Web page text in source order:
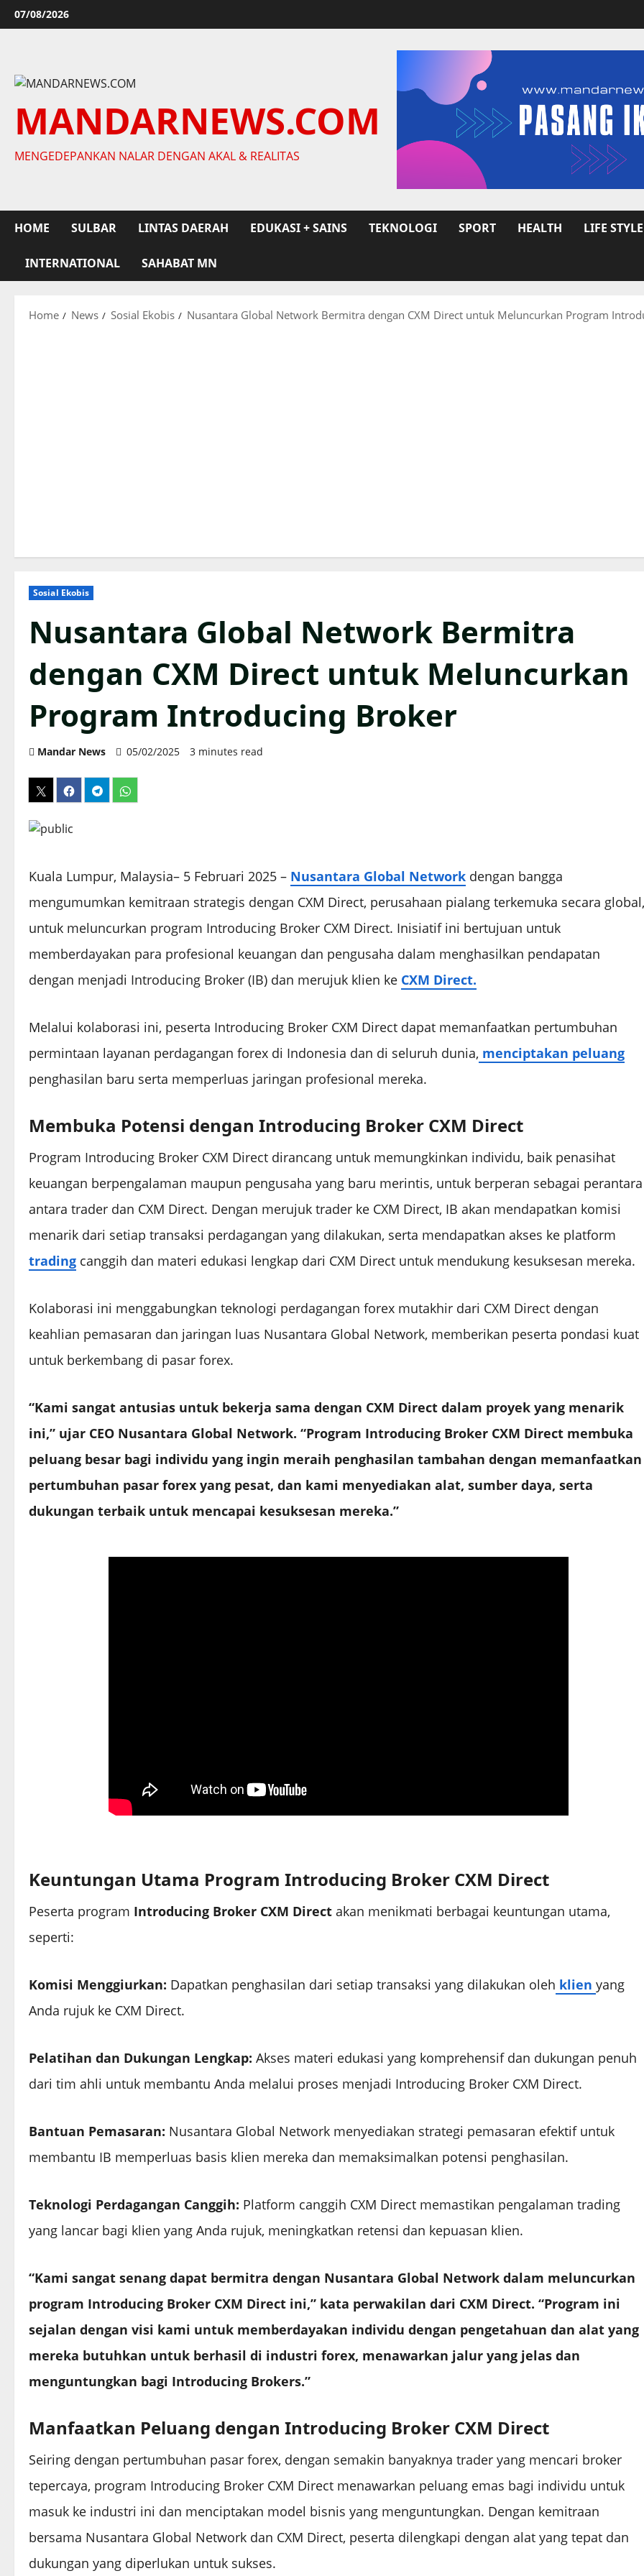
Skip
to
07/08/2026
MANDARNEWS.COM
MENGEDEPANKAN NALAR DENGAN AKAL & REALITAS
HOME SULBAR LINTAS DAERAH EDUKASI + SAINS TEKNOLOGI SPORT HEALTH LIFE STYLE
INTERNATIONAL SAHABAT MN
Home News Sosial Ekobis Nusantara Global Network Bermitra dengan CXM Direct untuk Meluncurkan Program
Sosial Ekobis
Nusantara Global Network Bermitra
dengan CXM Direct untuk Meluncurkan
Program Introducing Broker
Mandar News 05/02/2025 3 minutes read
Kuala Lumpur, Malaysia– 5 Februari 2025 – Nusantara Global Network dengan bangga
mengumumkan kemitraan strategis dengan CXM Direct, perusahaan pialang terkemuka secara global,
untuk meluncurkan program Introducing Broker CXM Direct. Inisiatif ini bertujuan untuk
memberdayakan para profesional keuangan dan pengusaha dalam menghasilkan pendapatan
dengan menjadi Introducing Broker (IB) dan merujuk klien ke CXM Direct.
Melalui kolaborasi ini, peserta Introducing Broker CXM Direct dapat memanfaatkan pertumbuhan
permintaan layanan perdagangan forex di Indonesia dan di seluruh dunia, menciptakan peluang
penghasilan baru serta memperluas jaringan profesional mereka.
Membuka Potensi dengan Introducing Broker CXM Direct
Program Introducing Broker CXM Direct dirancang untuk memungkinkan individu, baik penasihat
keuangan berpengalaman maupun pengusaha yang baru merintis, untuk berperan sebagai perantara
antara trader dan CXM Direct. Dengan merujuk trader ke CXM Direct, IB akan mendapatkan komisi
menarik dari setiap transaksi perdagangan yang dilakukan, serta mendapatkan akses ke platform
trading canggih dan materi edukasi lengkap dari CXM Direct untuk mendukung kesuksesan mereka.
Kolaborasi ini menggabungkan teknologi perdagangan forex mutakhir dari CXM Direct dengan
keahlian pemasaran dan jaringan luas Nusantara Global Network, memberikan peserta pondasi kuat
untuk berkembang di pasar forex.
“Kami sangat antusias untuk bekerja sama dengan CXM Direct dalam proyek yang menarik
ini,” ujar CEO Nusantara Global Network. “Program Introducing Broker CXM Direct membuka
peluang besar bagi individu yang ingin meraih penghasilan tambahan dengan memanfaatkan
pertumbuhan pasar forex yang pesat, dan kami menyediakan alat, sumber daya, serta
dukungan terbaik untuk mencapai kesuksesan mereka.”
Keuntungan Utama Program Introducing Broker CXM Direct
Peserta program Introducing Broker CXM Direct akan menikmati berbagai keuntungan utama,
seperti:
Komisi Menggiurkan: Dapatkan penghasilan dari setiap transaksi yang dilakukan oleh klien yang
Anda rujuk ke CXM Direct.
Pelatihan dan Dukungan Lengkap: Akses materi edukasi yang komprehensif dan dukungan penuh
dari tim ahli untuk membantu Anda melalui proses menjadi Introducing Broker CXM Direct.
Bantuan Pemasaran: Nusantara Global Network menyediakan strategi pemasaran efektif untuk
membantu IB memperluas basis klien mereka dan memaksimalkan potensi penghasilan.
Teknologi Perdagangan Canggih: Platform canggih CXM Direct memastikan pengalaman trading
yang lancar bagi klien yang Anda rujuk, meningkatkan retensi dan kepuasan klien.
“Kami sangat senang dapat bermitra dengan Nusantara Global Network dalam meluncurkan
program Introducing Broker CXM Direct ini,” kata perwakilan dari CXM Direct. “Program ini
sejalan dengan visi kami untuk memberdayakan individu dengan pengetahuan dan alat yang
mereka butuhkan untuk berhasil di industri forex, menawarkan jalur yang jelas dan
menguntungkan bagi Introducing Brokers.”
Manfaatkan Peluang dengan Introducing Broker CXM Direct
Seiring dengan pertumbuhan pasar forex, dengan semakin banyaknya trader yang mencari broker
tepercaya, program Introducing Broker CXM Direct menawarkan peluang emas bagi individu untuk
masuk ke industri ini dan menciptakan model bisnis yang menguntungkan. Dengan kemitraan
bersama Nusantara Global Network dan CXM Direct, peserta dilengkapi dengan alat yang tepat dan
dukungan yang diperlukan untuk sukses.